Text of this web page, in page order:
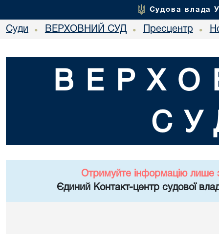
Судова влада
Суди • ВЕРХОВНИЙ СУД • Пресцентр •
Отримуйте інформацію лише
Єдиний Контакт-центр судової